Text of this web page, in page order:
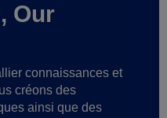
Our
connaissances et
créons des
ainsi que des